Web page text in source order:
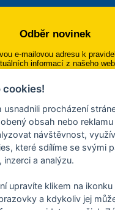
Odběr novinek
e-mailovou adresu k
informací z našeho
Přihlásit se k odběru
Mobilní
do svého mobilu či mailu
na kulturní a
Více informací o aplikaci
cookies!
usnadnili procházení
obsah nebo
návštěvnost,
které sdílíme se svými
inzerci a analýzu.
upravíte klikem na
a kdykoliv jej